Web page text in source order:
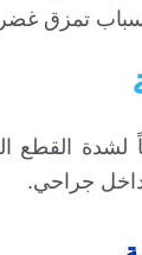
تمزق
لشدة
جراحي.